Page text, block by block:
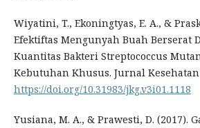
Wiyatini, T., Ekoningtyas, E. A., &
Efektiftas Mengunyah Buah Berserat
Kuantitas Bakteri Streptococcus
Kebutuhan Khusus. Jurnal Kesehatan
https://doi.org/10.31983/jkg.v3i01.1118
Yusiana, M. A., & Prawesti, D. (2017).